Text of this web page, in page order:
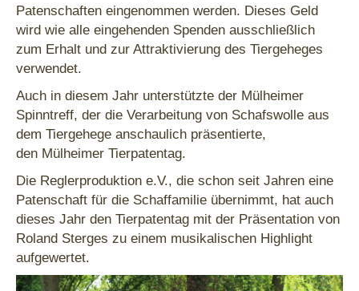
Patenschaften eingenommen werden. Dieses Geld
wird wie alle eingehenden Spenden ausschließlich
zum Erhalt und zur Attraktivierung des Tiergeheges
verwendet.
Auch in diesem Jahr unterstützte der Mülheimer
Spinntreff, der die Verarbeitung von Schafswolle aus
dem Tiergehege anschaulich präsentierte,
den Mülheimer Tierpatentag.
Die Reglerproduktion e.V., die schon seit Jahren eine
Patenschaft für die Schaffamilie übernimmt, hat auch
dieses Jahr den Tierpatentag mit der Präsentation von
Roland Sterges zu einem musikalischen Highlight
aufgewertet.